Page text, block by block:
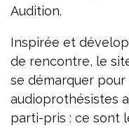
Audition.
Inspirée et
de rencontre, le
se démarquer
audioprothésistes
parti-pris : ce sont